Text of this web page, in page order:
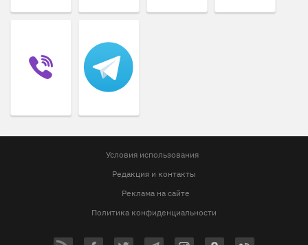
Условия использования
Редакция и контакты
Реклама на сайте
Политика конфиденциальности